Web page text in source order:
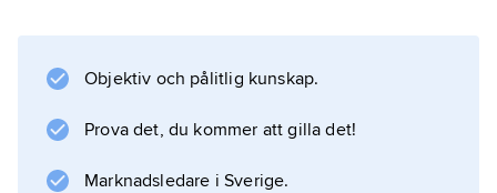
Nibelungenlied, där hjälten heter
Siegfried
Jämför
Ramsundsristningen
Objektiv och pålitlig kunskap.
Prova det, du kommer att gilla det!
Marknadsledare i Sverige.